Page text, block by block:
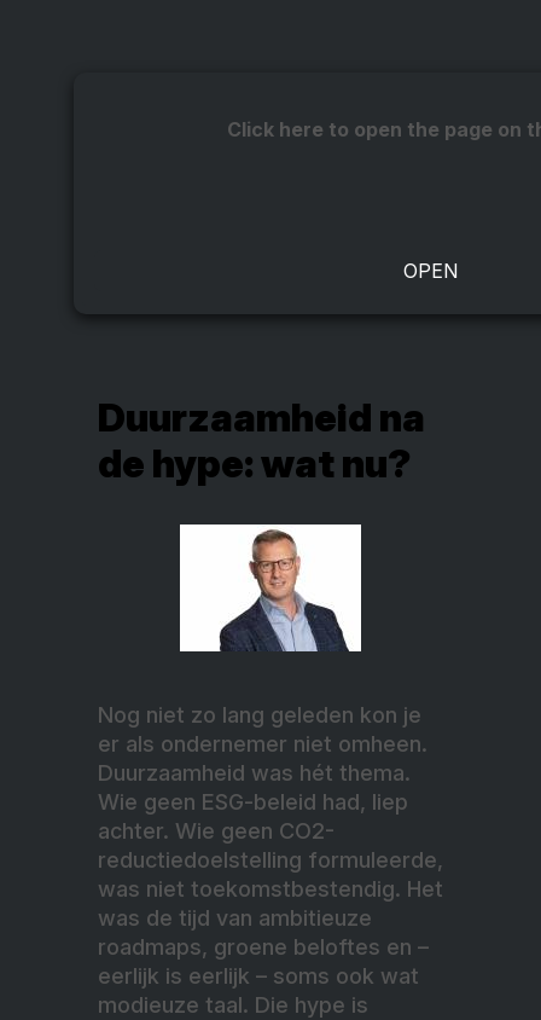
Click here to open the page on
Duurzaamheid na
de hype: wat nu?
Nog niet zo lang geleden kon je
er als ondernemer niet omheen.
Duurzaamheid was hét thema.
Wie geen ESG-beleid had, liep
achter. Wie geen CO2-
reductiedoelstelling formuleerde,
was niet toekomstbestendig. Het
was de tijd van ambitieuze
roadmaps, groene beloftes en –
eerlijk is eerlijk – soms ook wat
modieuze taal. Die hype is